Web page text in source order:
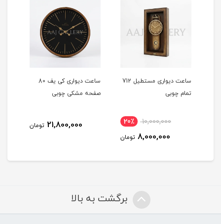
ساعت دیواری مستطیل 712
تمام چوبی
10,000,000 20٪
8,000,000 تومان
ساعت دیواری کی یف 80
صفحه مشکی چوبی
21,800,000 تومان
برگشت به بالا